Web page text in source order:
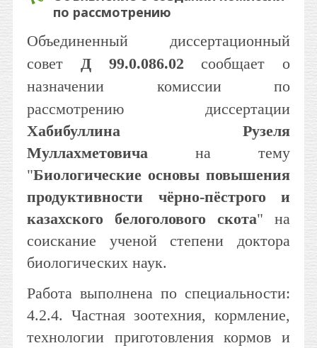
по рассмотрению
Объединенный диссертационный
совет Д 99.0.086.02 сообщает о
назначении комиссии по
рассмотрению диссертации
Хабибуллина Рузеля
Муллахметовича на тему
"Биологические основы повышения
продуктивности чёрно-пёстрого и
казахского белоголового скота" на
соискание ученой степени доктора
биологических наук.
Работа выполнена по специальности:
4.2.4. Частная зоотехния, кормление,
технологии приготовления кормов и